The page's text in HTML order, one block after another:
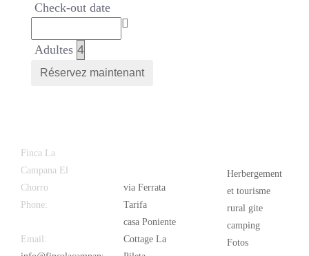
Check-out date
Adultes
Finca La
Campana El
Chorro
Phone:
Email:
via Ferrata
Tarifa
casa Poniente
Cottage La
Herbergement
et tourisme
rural gite
camping
Fotos